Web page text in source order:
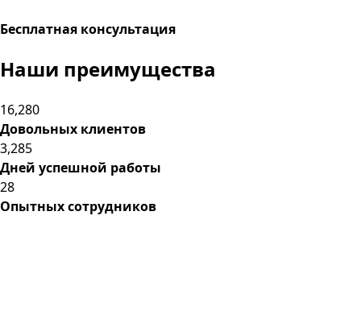
Бесплатная консультация
Наши преимущества
16,280
Довольных клиентов
3,285
Дней успешной работы
28
Опытных сотрудников